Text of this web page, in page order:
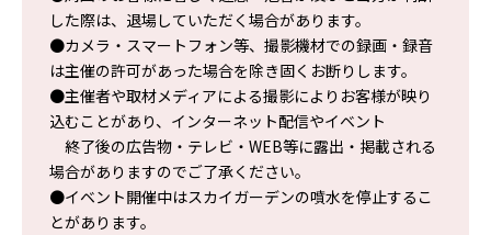
した際は、退場していただく場合があります。
●カメラ・スマートフォン等、撮影機材での録画・録音
は主催の許可があった場合を除き固くお断りします。
●主催者や取材メディアによる撮影によりお客様が映り
込むことがあり、インターネット配信やイベント
終了後の広告物・テレビ・WEB等に露出・掲載される
場合がありますのでご了承ください。
●イベント開催中はスカイガーデンの噴水を停止するこ
とがあります。